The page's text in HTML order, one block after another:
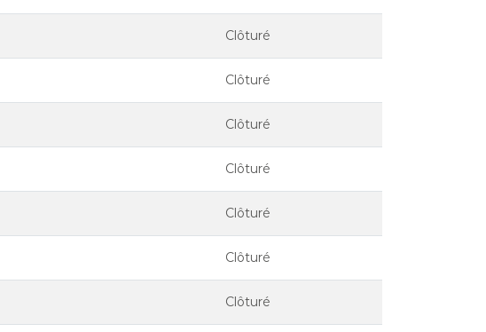
Clôturé
Clôturé
Clôturé
Clôturé
Clôturé
Clôturé
Clôturé